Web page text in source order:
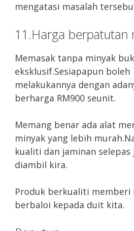
mengatasi masalah
11.Harga berpatutan
Memasak tanpa minyak
eksklusif.Sesiapapun
melakukannya dengan
berharga RM900 seunit.
Memang benar ada alat
minyak yang lebih
kualiti dan jaminan selepas
diambil kira.
Produk berkualiti memberi
berbaloi kepada duit kita.